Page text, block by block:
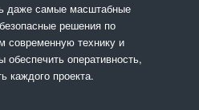
даже самые масштабные
решения по
современную технику и
оперативность,
каждого проекта.